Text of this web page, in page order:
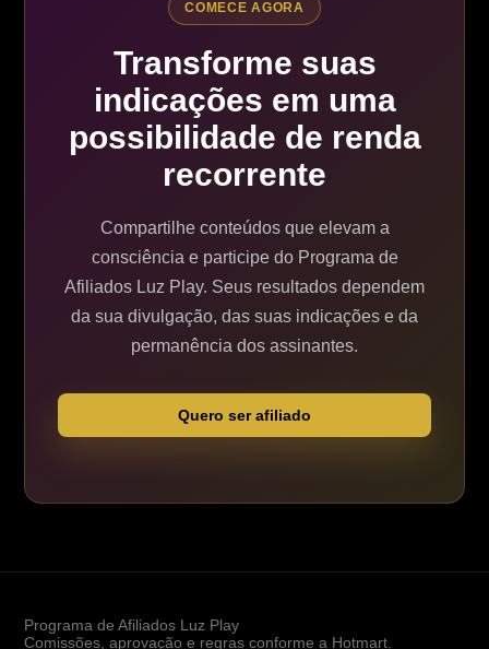
COMECE AGORA
Transforme suas
indicações em uma
possibilidade de renda
recorrente
Compartilhe conteúdos que elevam a
consciência e participe do Programa de
Afiliados Luz Play. Seus resultados dependem
da sua divulgação, das suas indicações e da
permanência dos assinantes.
Quero ser afiliado
Programa de Afiliados Luz Play
Comissões, aprovação e regras conforme a Hotmart.